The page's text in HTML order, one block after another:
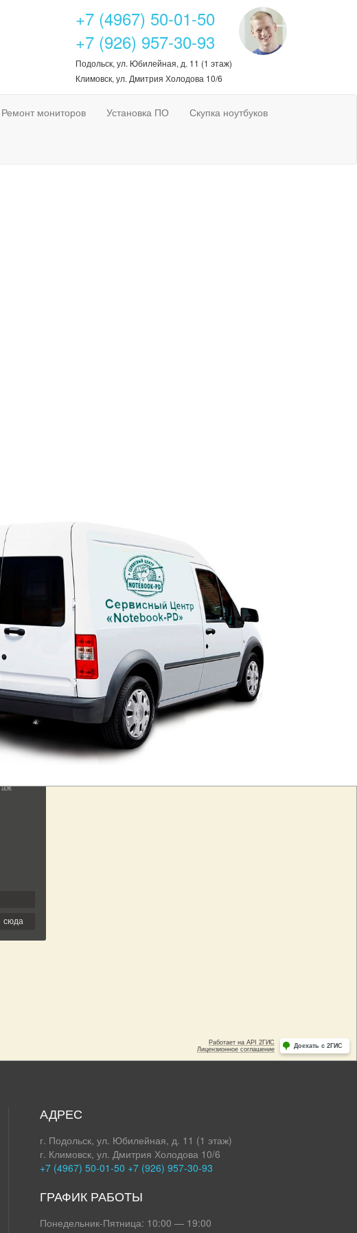
+7 (4967) 50-01-50
+7 (926) 957-30-93
Подольск, ул. Юбилейная, д. 11 (1 этаж)
Климовск, ул. Дмитрия Холодова 10/6
Ремонт мониторов Установка ПО Скупка ноутбуков
АДРЕС
г. Подольск, ул. Юбилейная, д. 11 (1 этаж)
г. Климовск, ул. Дмитрия Холодова 10/6
+7 (4967) 50-01-50 +7 (926) 957-30-93
ГРАФИК РАБОТЫ
Понедельник-Пятница: 10:00 — 19:00